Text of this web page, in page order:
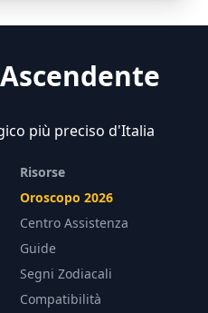
più preciso d'Italia
Risorse
Oroscopo 2026
Centro Assistenza
Guide
Segni Zodiacali
Compatibilità